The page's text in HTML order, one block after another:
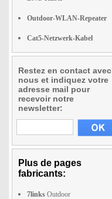
Outdoor-WLAN-Repeater
Cat5-Netzwerk-Kabel
Restez en contact avec
nous et indiquez votre
adresse mail pour
recevoir notre
newsletter:
Plus de pages
fabricants:
7links Outdoor